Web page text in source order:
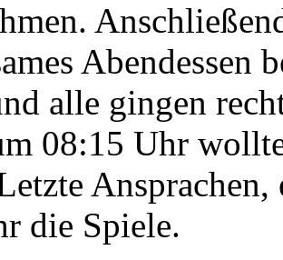
Abendessen
alle gingen
08:15 Uhr
Ansprachen,
die Spiele.